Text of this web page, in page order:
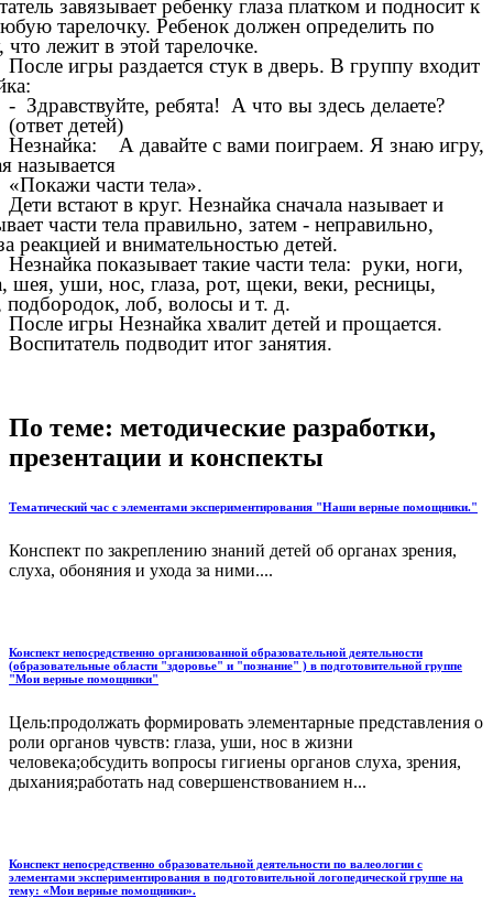
завязывает ребенку глаза платком и подносит к
тарелочку. Ребенок должен определить по
что лежит в этой тарелочке.
После игры раздается стук в дверь. В группу входит
- Здравствуйте, ребята! А что вы здесь делаете?
(ответ детей)
Незнайка: А давайте с вами поиграем. Я знаю игру,
называется
«Покажи части тела».
Дети встают в круг. Незнайка сначала называет и
части тела правильно, затем - неправильно,
реакцией и внимательностью детей.
Незнайка показывает такие части тела: руки, ноги,
шея, уши, нос, глаза, рот, щеки, веки, ресницы,
подбородок, лоб, волосы и т. д.
После игры Незнайка хвалит детей и прощается.
Воспитатель подводит итог занятия.
По теме: методические разработки,
презентации и конспекты
Тематический час с элементами экспериментирования "Наши верные помощники."
Конспект по закреплению знаний детей об органах зрения,
слуха, обоняния и ухода за ними....
Конспект непосредственно организованной образовательной деятельности
(образовательные области "здоровье" и "познание" ) в подготовительной группе
"Мои верные помощники"
Цель:продолжать формировать элементарные представления о
роли органов чувств: глаза, уши, нос в жизни
человека;обсудить вопросы гигиены органов слуха, зрения,
дыхания;работать над совершенствованием н...
Конспект непосредственно образовательной деятельности по валеологии с
элементами экспериментирования в подготовительной логопедической группе на
тему: «Мои верные помощники».